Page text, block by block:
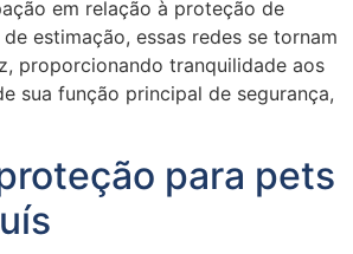
em relação à proteção de
estimação, essas redes se tornam
proporcionando tranquilidade aos
sua função principal de segurança,
para pets